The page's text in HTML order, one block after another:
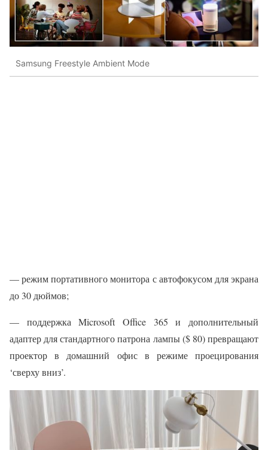
Samsung Freestyle Ambient Mode
— режим портативного монитора с автофокусом для экрана
до 30 дюймов;
— поддержка Microsoft Office 365 и дополнительный
адаптер для стандартного патрона лампы ($ 80) превращают
проектор в домашний офис в режиме проецирования
‘сверху вниз’.